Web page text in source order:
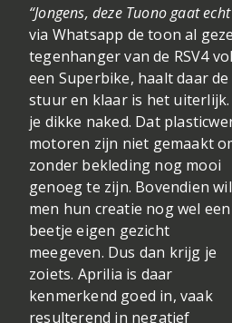
“Jongens, deze Tuono gaat
via Whatsapp de toon al
tegenhanger van de RSV4
een Superbike, haalt daar
stuur en klaar is het
je dikke naked. Dat
motoren zijn niet gemaakt o
zonder bekleding nog mooi
genoeg te zijn. Bovendien wil
men hun creatie nog wel een
beetje eigen gezicht
meegeven. Dus dan krijg je
zoiets. Aprilia is daar
kenmerkend goed in, vaak
resulterend in negatief